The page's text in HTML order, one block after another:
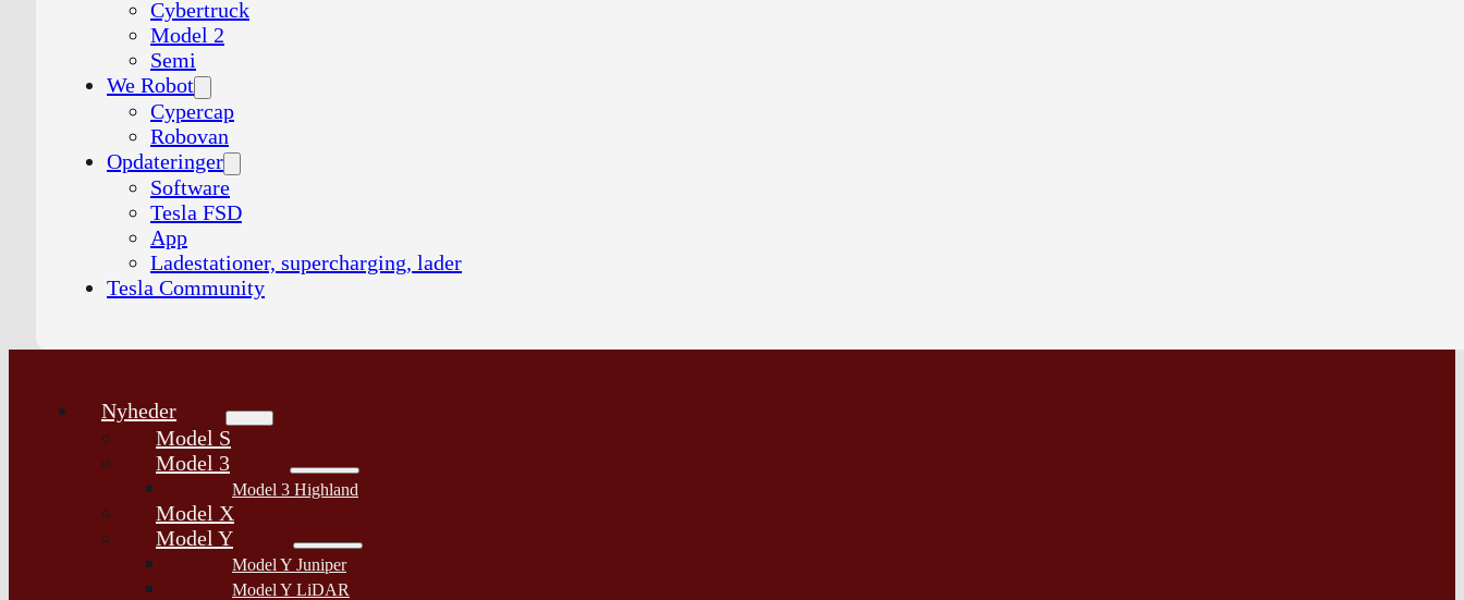
Cybertruck
Model 2
Semi
We Robot
Cypercap
Robovan
Opdateringer
Software
Tesla FSD
App
Ladestationer, supercharging, lader
Tesla Community
Nyheder
Model S
Model 3
Model 3 Highland
Model X
Model Y
Model Y Juniper
Model Y LiDAR